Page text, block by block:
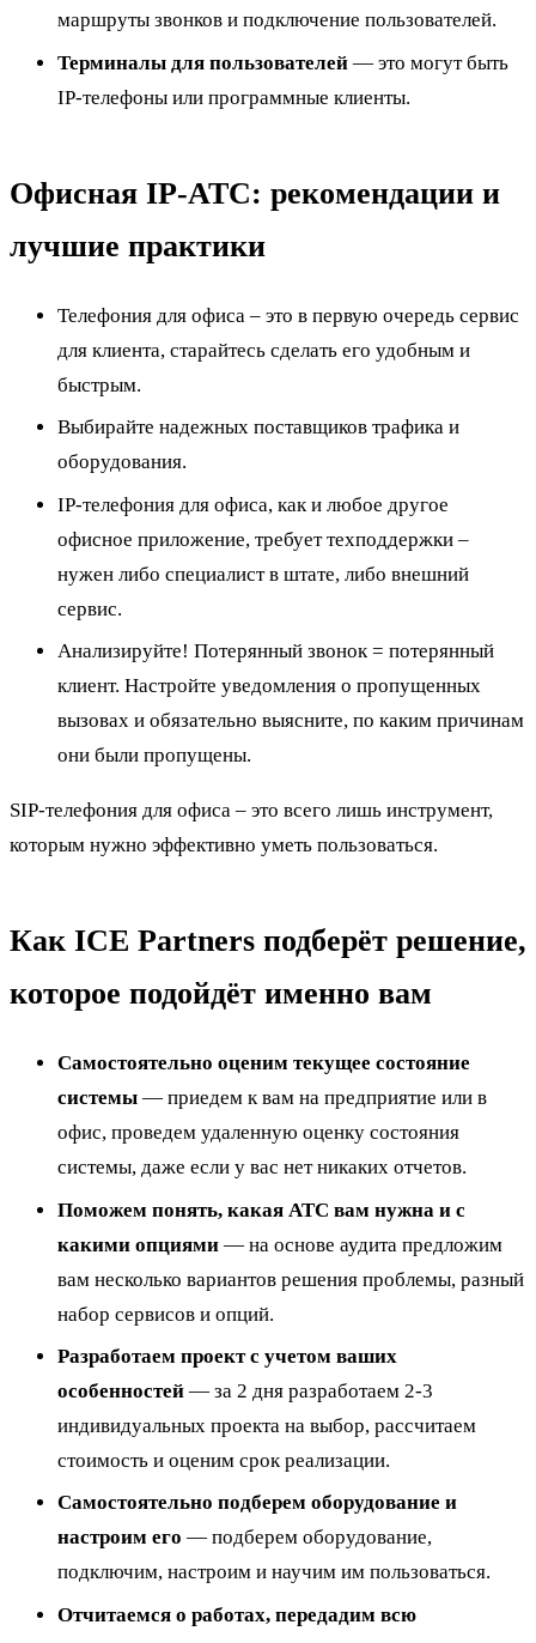
маршруты звонков и подключение пользователей.
Терминалы для пользователей — это могут быть
IP-телефоны или программные клиенты.
Офисная IP-АТС: рекомендации и
лучшие практики
Телефония для офиса – это в первую очередь сервис
для клиента, старайтесь сделать его удобным и
быстрым.
Выбирайте надежных поставщиков трафика и
оборудования.
IP-телефония для офиса, как и любое другое
офисное приложение, требует техподдержки –
нужен либо специалист в штате, либо внешний
сервис.
Анализируйте! Потерянный звонок = потерянный
клиент. Настройте уведомления о пропущенных
вызовах и обязательно выясните, по каким причинам
они были пропущены.
SIP-телефония для офиса – это всего лишь инструмент,
которым нужно эффективно уметь пользоваться.
Как ICE Partners подберёт решение,
которое подойдёт именно вам
Самостоятельно оценим текущее состояние
системы — приедем к вам на предприятие или в
офис, проведем удаленную оценку состояния
системы, даже если у вас нет никаких отчетов.
Поможем понять, какая АТС вам нужна и с
какими опциями — на основе аудита предложим
вам несколько вариантов решения проблемы, разный
набор сервисов и опций.
Разработаем проект с учетом ваших
особенностей — за 2 дня разработаем 2-3
индивидуальных проекта на выбор, рассчитаем
стоимость и оценим срок реализации.
Самостоятельно подберем оборудование и
настроим его — подберем оборудование,
подключим, настроим и научим им пользоваться.
Отчитаемся о работах, передадим всю